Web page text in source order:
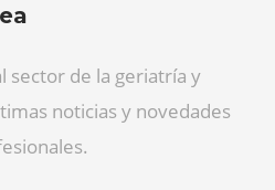
sector de la geriatría y
noticias y novedades